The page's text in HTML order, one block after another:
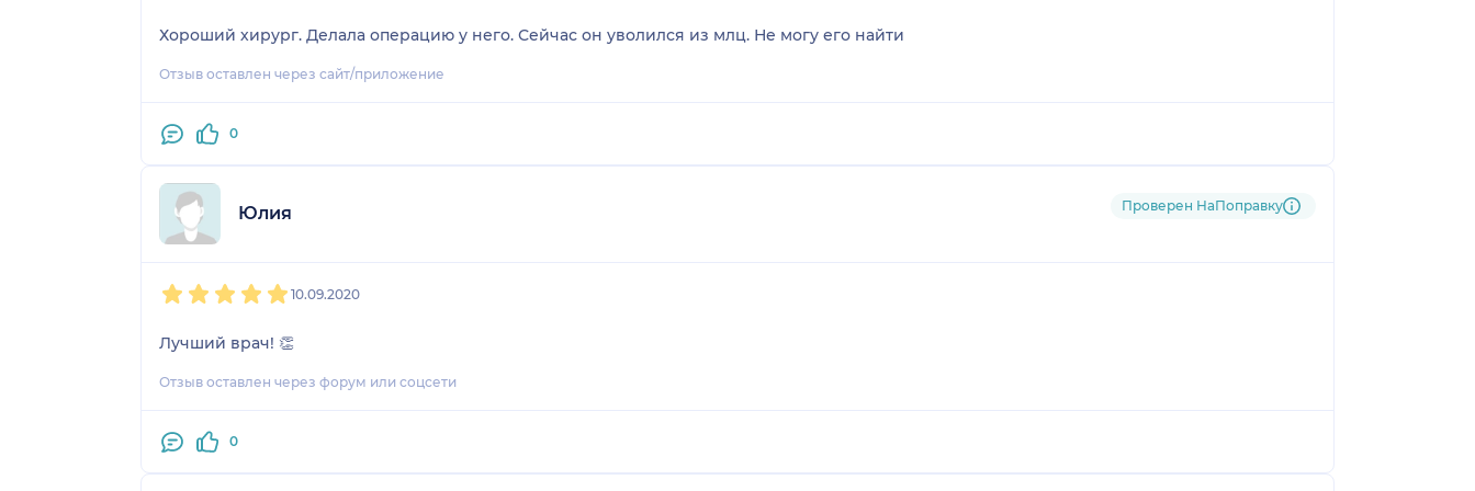
Хороший хирург. Делала операцию у него. Сейчас он уволился из млц. Не могу его найти
Отзыв оставлен через сайт/приложение
0
Юлия Проверен НаПоправку
10.09.2020
Лучший врач! 👏
Отзыв оставлен через форум или соцсети
0